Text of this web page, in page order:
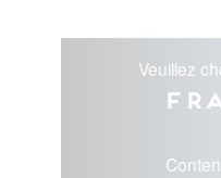
Veuillez